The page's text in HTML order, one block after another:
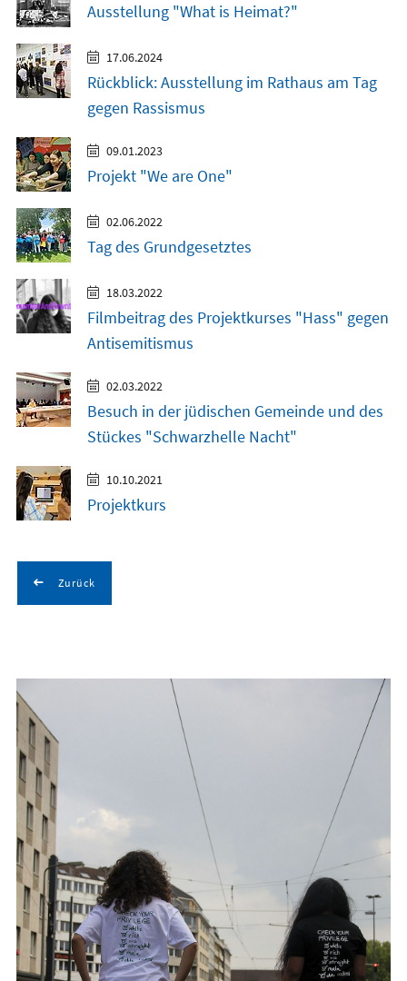
Ausstellung "What is Heimat?"
17.06.2024
Rückblick: Ausstellung im Rathaus am Tag
gegen Rassismus
09.01.2023
Projekt "We are One"
02.06.2022
Tag des Grundgesetztes
18.03.2022
Filmbeitrag des Projektkurses "Hass" gegen
Antisemitismus
02.03.2022
Besuch in der jüdischen Gemeinde und des
Stückes "Schwarzhelle Nacht"
10.10.2021
Projektkurs
Zurück